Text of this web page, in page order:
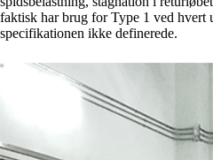
faktisk har brug for Type 1 ved hvert
specifikationen ikke definerede.